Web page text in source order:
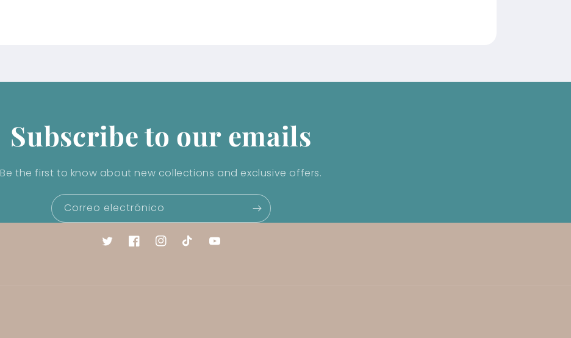
Subscribe to our emails
Be the first to know about new collections and exclusive offers.
Correo electrónico
TwitterFacebookInstagram
TikTok YouTube